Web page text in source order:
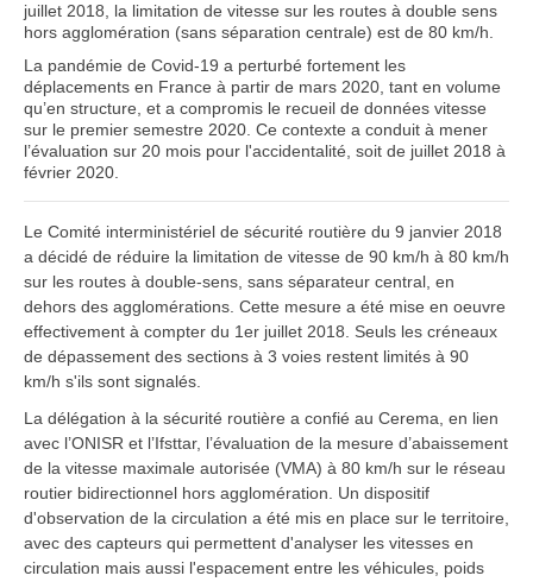
juillet 2018, la limitation de vitesse sur les routes à double sens
hors agglomération (sans séparation centrale) est de 80 km/h.
La pandémie de Covid-19 a perturbé fortement les
déplacements en France à partir de mars 2020, tant en volume
qu’en structure, et a compromis le recueil de données vitesse
sur le premier semestre 2020. Ce contexte a conduit à mener
l’évaluation sur 20 mois pour l'accidentalité, soit de juillet 2018 à
février 2020.
Le Comité interministériel de sécurité routière du 9 janvier 2018
a décidé de réduire la limitation de vitesse de 90 km/h à 80 km/h
sur les routes à double-sens, sans séparateur central, en
dehors des agglomérations. Cette mesure a été mise en oeuvre
effectivement à compter du 1er juillet 2018. Seuls les créneaux
de dépassement des sections à 3 voies restent limités à 90
km/h s'ils sont signalés.
La délégation à la sécurité routière a confié au Cerema, en lien
avec l’ONISR et l’Ifsttar, l’évaluation de la mesure d’abaissement
de la vitesse maximale autorisée (VMA) à 80 km/h sur le réseau
routier bidirectionnel hors agglomération. Un dispositif
d'observation de la circulation a été mis en place sur le territoire,
avec des capteurs qui permettent d'analyser les vitesses en
circulation mais aussi l'espacement entre les véhicules, poids